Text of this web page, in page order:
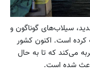
سیلاب‌های گوناگون و
است. اکنون کشور
می‌کند که تا به حال